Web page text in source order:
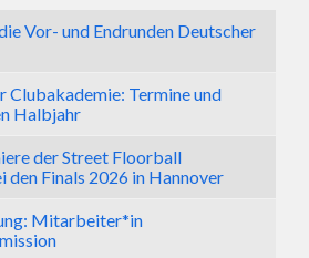
Vor- und Endrunden Deutscher
Clubakademie: Termine und
Halbjahr
der Street Floorball
den Finals 2026 in Hannover
Mitarbeiter*in